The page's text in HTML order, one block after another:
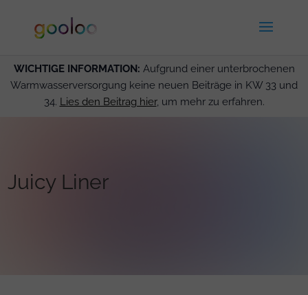
WICHTIGE INFORMATION: Aufgrund einer unterbrochenen
Warmwasserversorgung keine neuen Beiträge in KW 33 und
34. Lies den Beitrag hier, um mehr zu erfahren.
Juicy Liner